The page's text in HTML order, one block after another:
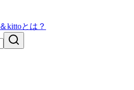
＆kittoとは？